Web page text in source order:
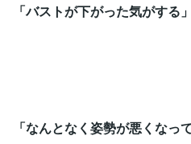
「バストが下がった気がする」
「なんとなく姿勢が悪くなっ